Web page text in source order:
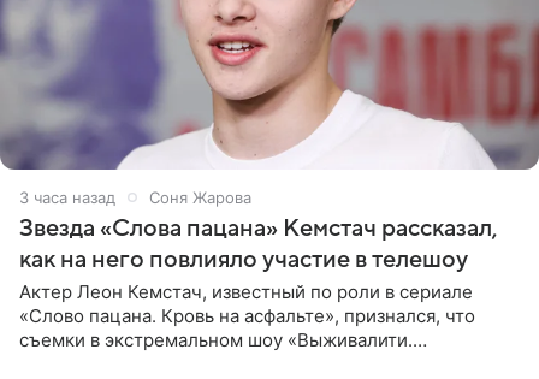
3 часа назад Соня Жарова
Звезда «Слова пацана» Кемстач рассказал,
как на него повлияло участие в телешоу
Актер Леон Кемстач, известный по роли в сериале
«Слово пацана. Кровь на асфальте», признался, что
съемки в экстремальном шоу «Выживалити.